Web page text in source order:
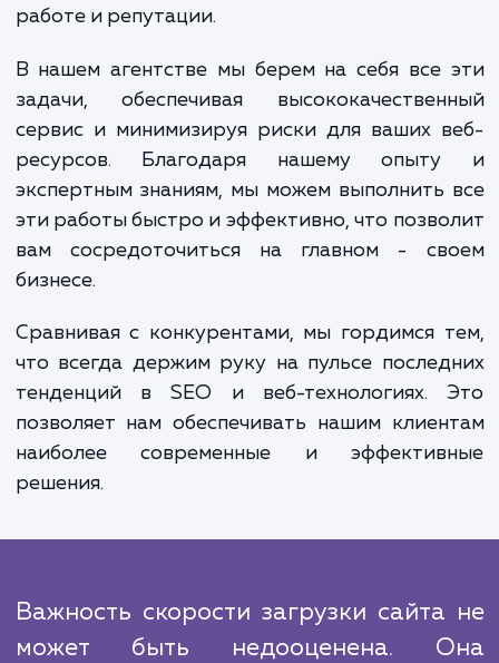
для максимальной производительности
конечном итоге, настройку и
кеширования.
Кроме того, использование
предполагает работу с одной из
передовых и надежных CDN-платформ.
означает, что ваш сайт будет
DDoS-атак и других угроз
В нашем агентстве мы берем на себя все
задачи, обеспечивая
сервис и минимизируя риски для ваших
экспертным знаниям, мы можем выполнить
вам сосредоточиться на главном -
бизнесе.